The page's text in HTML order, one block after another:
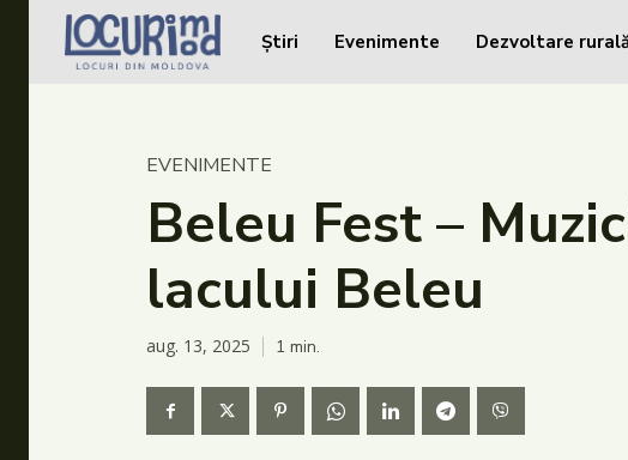
Caută în site...
Caută în site...
Dezvoltare rurală
Vinării
Patrimoniu
Produs Acasă
Știri Evenimente Dezvoltare
EVENIMENTE
Beleu Fest –
lacului Beleu
aug. 13, 2025 1 min.